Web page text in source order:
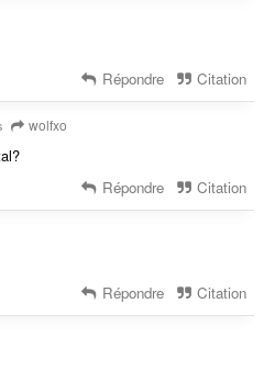
Répondre Citation
wolfxo
Répondre Citation
Répondre Citation